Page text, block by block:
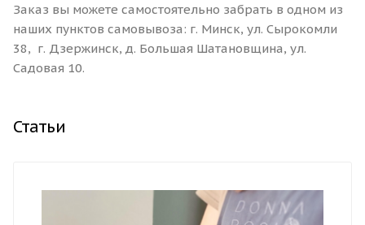
Заказ вы можете самостоятельно забрать в одном из
наших пунктов самовывоза: г. Минск, ул. Сырокомли
38, г. Дзержинск, д. Большая Шатановщина, ул.
Садовая 10.
Статьи